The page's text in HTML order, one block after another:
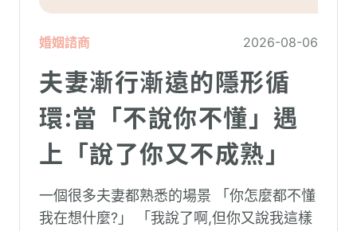
婚姻諮商 2026-08-06
夫妻漸行漸遠的隱形循
環:當「不說你不懂」遇
上「說了你又不成熟」
一個很多夫妻都熟悉的場景 「你怎麼都不懂
我在想什麼?」 「我說了啊,但你又說我這樣